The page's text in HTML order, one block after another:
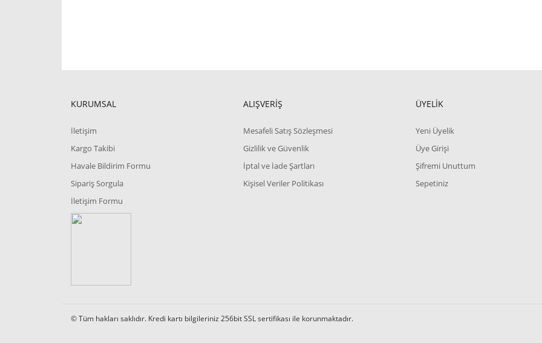
KURUMSAL
İletişim
Kargo Takibi
Havale Bildirim Formu
Sipariş Sorgula
İletişim Formu
ALIŞVERİŞ
Mesafeli Satış Sözleşmesi
Gizlilik ve Güvenlik
İptal ve İade Şartları
Kişisel Veriler Politikası
ÜYELİK
Yeni Üyelik
Üye Girişi
Şifremi Unuttum
Sepetiniz
© Tüm hakları saklıdır. Kredi kartı bilgileriniz 256bit SSL sertifikası ile korunmaktadır.